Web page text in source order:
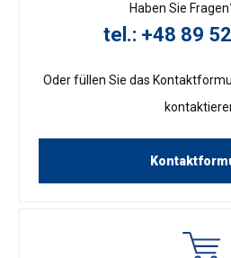
Haben Sie
tel.: +48 89
Oder füllen Sie das